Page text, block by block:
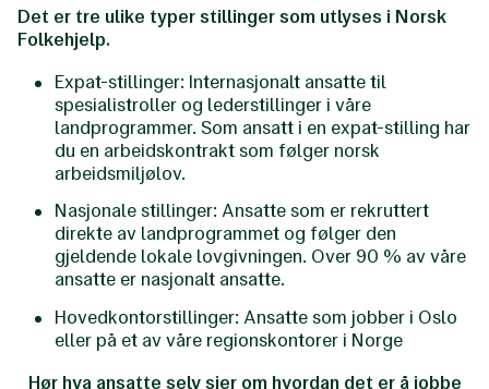
Det er tre ulike typer stillinger som utlyses i Norsk
Folkehjelp.
Expat-stillinger: Internasjonalt ansatte til
spesialistroller og lederstillinger i våre
landprogrammer. Som ansatt i en expat-stilling har
du en arbeidskontrakt som følger norsk
arbeidsmiljølov.
Nasjonale stillinger: Ansatte som er rekruttert
direkte av landprogrammet og følger den
gjeldende lokale lovgivningen. Over 90 % av våre
ansatte er nasjonalt ansatte.
Hovedkontorstillinger: Ansatte som jobber i Oslo
eller på et av våre regionskontorer i Norge
Hør hva ansatte selv sier om hvordan det er å jobbe